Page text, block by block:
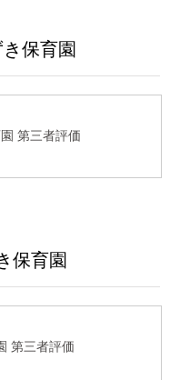
保育園
第三者評価
保育園
第三者評価